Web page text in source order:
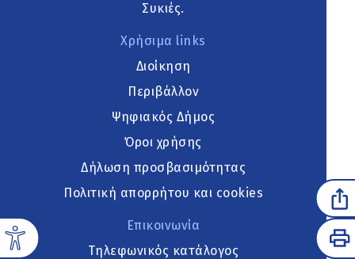
Συκιές.
Χρήσιμα links
Διοίκηση
Περιβάλλον
Ψηφιακός Δήμος
Όροι χρήσης
Δήλωση προσβασιμότητας
Πολιτική απορρήτου και cookies
Επικοινωνία
Τηλεφωνικός κατάλογος